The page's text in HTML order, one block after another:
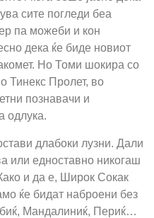
сите погледи беа
па можеби и кон
дека ќе биде новиот
Но Томи шокира со
Тинекс Пролет, во
познавачи и
одлука.
длабоки лузни. Дали
или едноставно никогаш
и да е, Широк Сокак
ќе бидат наброени без
Мандалиниќ, Периќ…